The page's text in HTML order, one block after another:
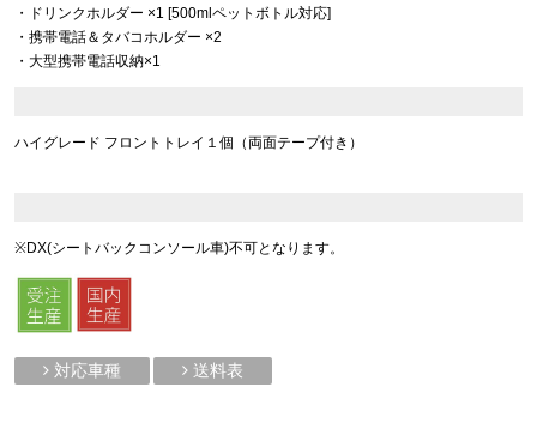
・ドリンクホルダー ×1 [500mlペットボトル対応]
・携帯電話＆タバコホルダー ×2
・大型携帯電話収納×1
ハイグレード フロントトレイ１個（両面テープ付き）
※DX(シートバックコンソール車)不可となります。
対応車種 送料表